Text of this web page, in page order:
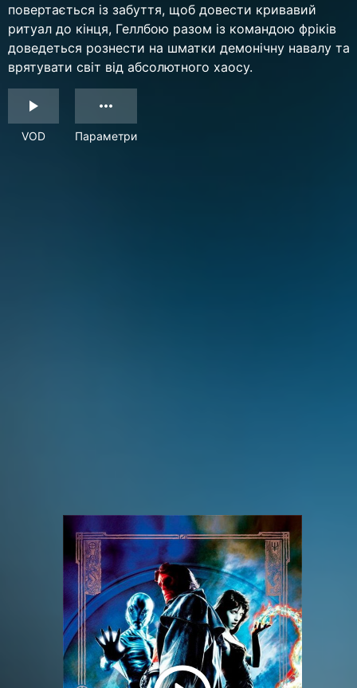
повертається із забуття, щоб довести кривавий
ритуал до кінця, Геллбою разом із командою фріків
доведеться рознести на шматки демонічну навалу та
врятувати світ від абсолютного хаосу.
VOD Параметри